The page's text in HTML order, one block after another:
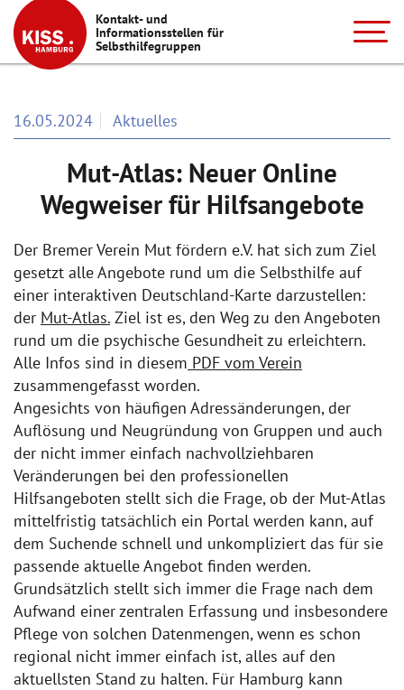
Kontakt- und
Informationsstellen für
Selbsthilfegruppen
16.05.2024 Aktuelles
Mut-Atlas: Neuer Online
Wegweiser für Hilfsangebote
Der Bremer Verein Mut fördern e.V. hat sich zum Ziel
gesetzt alle Angebote rund um die Selbsthilfe auf
einer interaktiven Deutschland-Karte darzustellen:
der Mut-Atlas. Ziel ist es, den Weg zu den Angeboten
rund um die psychische Gesundheit zu erleichtern.
Alle Infos sind in diesem PDF vom Verein
zusammengefasst worden.
Angesichts von häufigen Adressänderungen, der
Auflösung und Neugründung von Gruppen und auch
der nicht immer einfach nachvollziehbaren
Veränderungen bei den professionellen
Hilfsangeboten stellt sich die Frage, ob der Mut-Atlas
mittelfristig tatsächlich ein Portal werden kann, auf
dem Suchende schnell und unkompliziert das für sie
passende aktuelle Angebot finden werden.
Grundsätzlich stellt sich immer die Frage nach dem
Aufwand einer zentralen Erfassung und insbesondere
Pflege von solchen Datenmengen, wenn es schon
regional nicht immer einfach ist, alles auf den
aktuellsten Stand zu halten. Für Hamburg kann